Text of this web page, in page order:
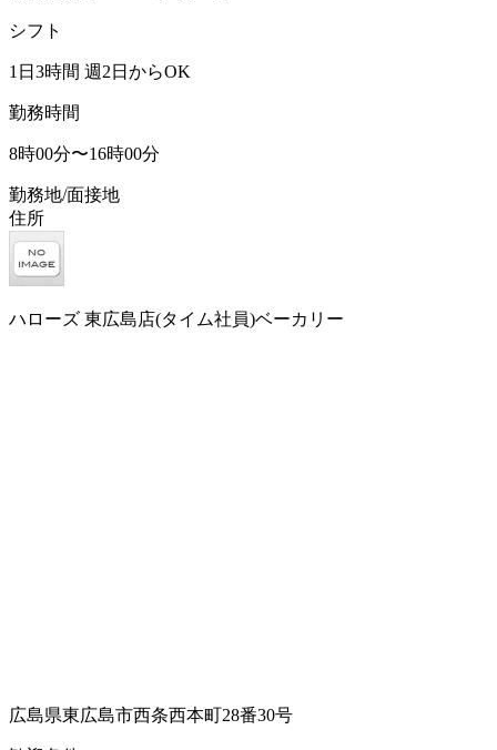
シフト
1日3時間 週2日からOK
勤務時間
8時00分〜16時00分
勤務地/面接地
住所
ハローズ 東広島店(タイム社員)ベーカリー
広島県東広島市西条西本町28番30号